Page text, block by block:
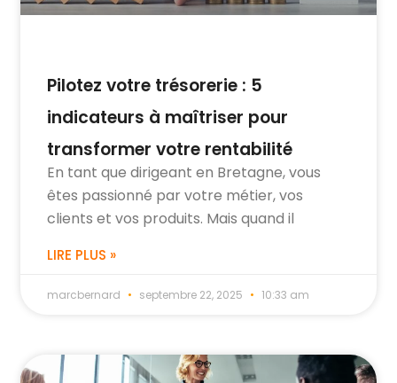
Pilotez votre trésorerie : 5
indicateurs à maîtriser pour
transformer votre rentabilité
En tant que dirigeant en Bretagne, vous
êtes passionné par votre métier, vos
clients et vos produits. Mais quand il
LIRE PLUS »
marcbernard septembre 22, 2025 10:33 am